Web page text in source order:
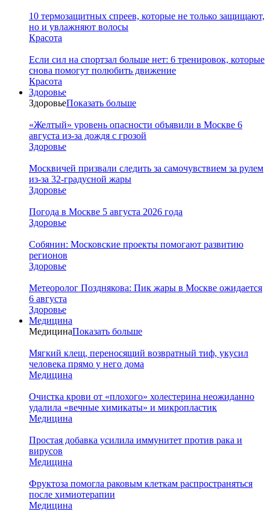
10 термозащитных спреев, которые не только защищают,
но и увлажняют волосы
Красота
Если сил на спортзал больше нет: 6 тренировок, которые
снова помогут полюбить движение
Красота
Здоровье
ЗдоровьеПоказать больше
«Желтый» уровень опасности объявили в Москве 6
августа из-за дождя с грозой
Здоровье
Москвичей призвали следить за самочувствием за рулем
из-за 32-градусной жары
Здоровье
Погода в Москве 5 августа 2026 года
Здоровье
Собянин: Московские проекты помогают развитию
регионов
Здоровье
Метеоролог Позднякова: Пик жары в Москве ожидается
6 августа
Здоровье
Медицина
МедицинаПоказать больше
Мягкий клещ, переносящий возвратный тиф, укусил
человека прямо у него дома
Медицина
Очистка крови от «плохого» холестерина неожиданно
удалила «вечные химикаты» и микропластик
Медицина
Простая добавка усилила иммунитет против рака и
вирусов
Медицина
Фруктоза помогла раковым клеткам распространяться
после химиотерапии
Медицина